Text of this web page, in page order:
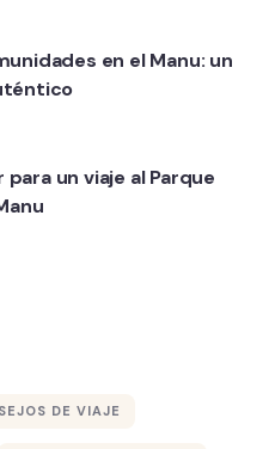
en el Manu: un
un viaje al Parque
DE VIAJE